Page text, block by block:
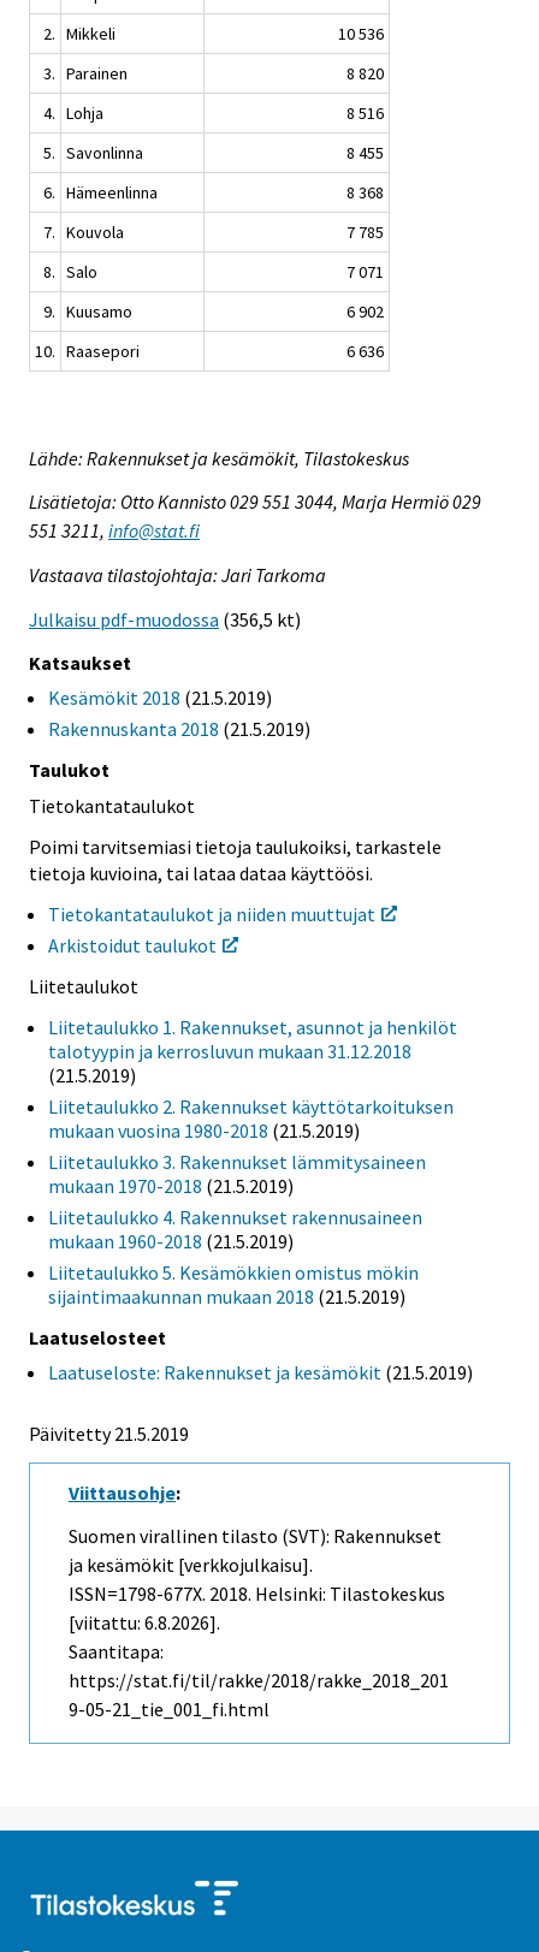
2. Mikkeli
10 536
3. Parainen
8 820
4. Lohja
8 516
5. Savonlinna
8 455
6. Hämeenlinna
8 368
7. Kouvola
7 785
8. Salo
7 071
9. Kuusamo
6 902
10. Raasepori 6 636
Lähde: Rakennukset ja kesämökit, Tilastokeskus
Lisätietoja: Otto Kannisto 029 551 3044, Marja Hermiö 029
551 3211, info@stat.fi
Vastaava tilastojohtaja: Jari Tarkoma
Julkaisu pdf-muodossa (356,5 kt)
Katsaukset
Kesämökit 2018 (21.5.2019)
Rakennuskanta 2018 (21.5.2019)
Taulukot
Tietokantataulukot
Poimi tarvitsemiasi tietoja taulukoiksi, tarkastele
tietoja kuvioina, tai lataa dataa käyttöösi.
Tietokantataulukot ja niiden muuttujat
Arkistoidut taulukot
Liitetaulukot
Liitetaulukko 1. Rakennukset, asunnot ja henkilöt
talotyypin ja kerrosluvun mukaan 31.12.2018
(21.5.2019)
Liitetaulukko 2. Rakennukset käyttötarkoituksen
mukaan vuosina 1980-2018 (21.5.2019)
Liitetaulukko 3. Rakennukset lämmitysaineen
mukaan 1970-2018 (21.5.2019)
Liitetaulukko 4. Rakennukset rakennusaineen
mukaan 1960-2018 (21.5.2019)
Liitetaulukko 5. Kesämökkien omistus mökin
sijaintimaakunnan mukaan 2018 (21.5.2019)
Laatuselosteet
Laatuseloste: Rakennukset ja kesämökit (21.5.2019)
Päivitetty 21.5.2019
Viittausohje:
Suomen virallinen tilasto (SVT): Rakennukset
ja kesämökit [verkkojulkaisu].
ISSN=1798-677X. 2018. Helsinki: Tilastokeskus
[viitattu: 6.8.2026].
Saantitapa:
https://stat.fi/til/rakke/2018/rakke_2018_201
9-05-21_tie_001_fi.html